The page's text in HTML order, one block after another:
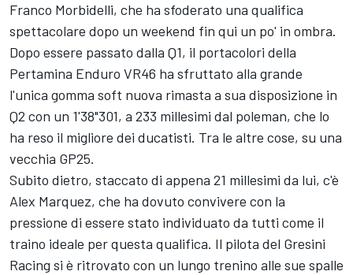
Franco Morbidelli, che ha sfoderato una qualifica
spettacolare dopo un weekend fin qui un po' in ombra.
Dopo essere passato dalla Q1, il portacolori della
Pertamina Enduro VR46 ha sfruttato alla grande
l'unica gomma soft nuova rimasta a sua disposizione in
Q2 con un 1'38"301, a 233 millesimi dal poleman, che lo
ha reso il migliore dei ducatisti. Tra le altre cose, su una
vecchia GP25.
Subito dietro, staccato di appena 21 millesimi da lui, c'è
Alex Marquez, che ha dovuto convivere con la
pressione di essere stato individuato da tutti come il
traino ideale per questa qualifica. Il pilota del Gresini
Racing si è ritrovato con un lungo trenino alle sue spalle